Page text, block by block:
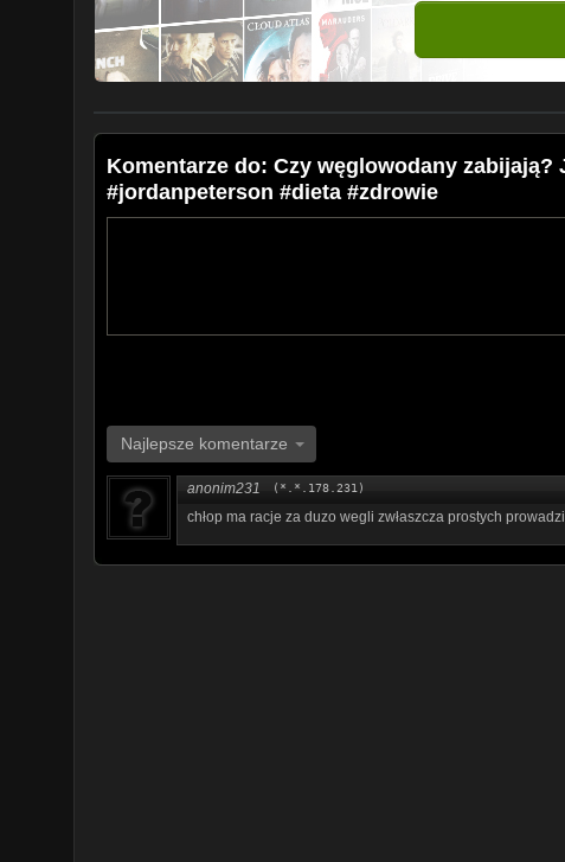
Komentarze do: Czy węglowodany
#jordanpeterson #dieta #zdrowie
Najlepsze komentarze
anonim231 (*.*.178.231)
chłop ma racje za duzo wegli zwłaszcza prostych